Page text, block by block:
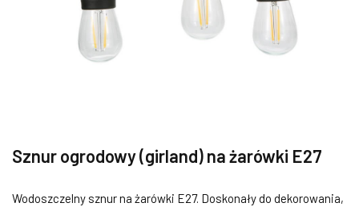
Sznur ogrodowy (girland) na żarówki E27
Wodoszczelny sznur na żarówki E27. Doskonały do dekorowania,